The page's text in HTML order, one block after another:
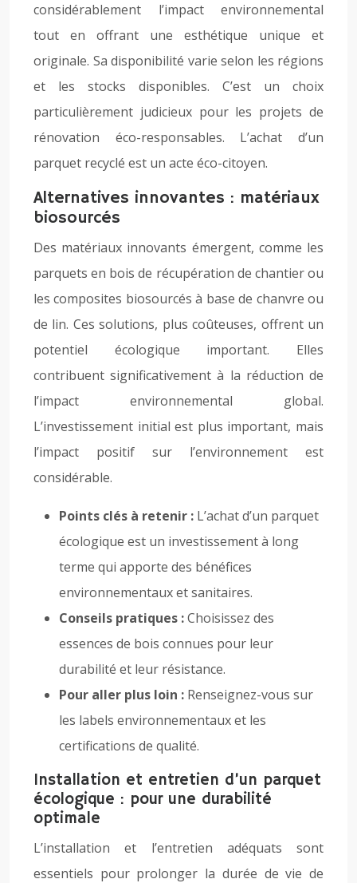
considérablement l’impact environnemental
tout en offrant une esthétique unique et
originale. Sa disponibilité varie selon les régions
et les stocks disponibles. C’est un choix
particulièrement judicieux pour les projets de
rénovation éco-responsables. L’achat d’un
parquet recyclé est un acte éco-citoyen.
Alternatives innovantes : matériaux
biosourcés
Des matériaux innovants émergent, comme les
parquets en bois de récupération de chantier ou
les composites biosourcés à base de chanvre ou
de lin. Ces solutions, plus coûteuses, offrent un
potentiel écologique important. Elles
contribuent significativement à la réduction de
l’impact environnemental global.
L’investissement initial est plus important, mais
l’impact positif sur l’environnement est
considérable.
Points clés à retenir : L’achat d’un parquet
écologique est un investissement à long
terme qui apporte des bénéfices
environnementaux et sanitaires.
Conseils pratiques :Choisissez des
essences de bois connues pour leur
durabilité et leur résistance.
Pour aller plus loin : Renseignez-vous sur
les labels environnementaux et les
certifications de qualité.
Installation et entretien d’un parquet
écologique : pour une durabilité
optimale
L’installation et l’entretien adéquats sont
essentiels pour prolonger la durée de vie de